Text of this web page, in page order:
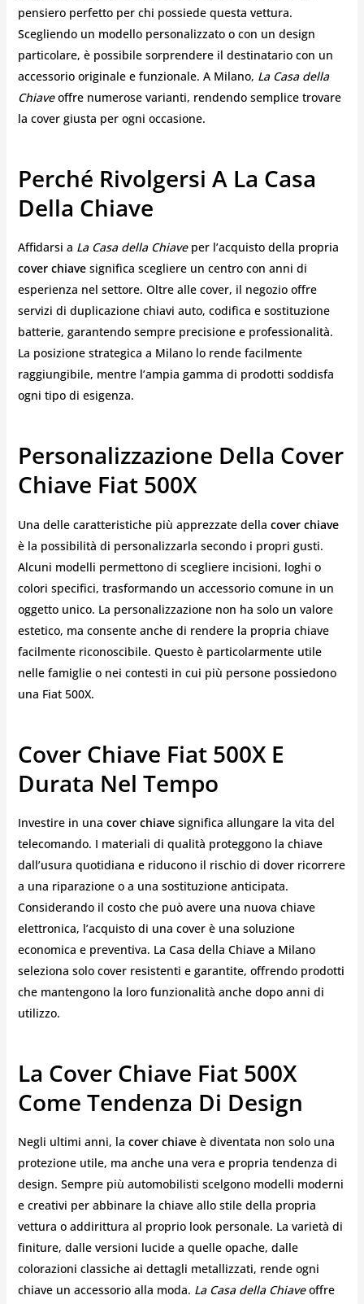
pensiero perfetto per chi possiede questa vettura.
Scegliendo un modello personalizzato o con un design
particolare, è possibile sorprendere il destinatario con un
accessorio originale e funzionale. A Milano, La Casa della
Chiaveoffre numerose varianti, rendendo semplice trovare
la cover giusta per ogni occasione.
Perché Rivolgersi A La Casa
Della Chiave
Affidarsi a La Casa della Chiaveper l’acquisto della propria
cover chiavesignifica scegliere un centro con anni di
esperienza nel settore. Oltre alle cover, il negozio offre
servizi di duplicazione chiavi auto, codifica e sostituzione
batterie, garantendo sempre precisione e professionalità.
La posizione strategica a Milano lo rende facilmente
raggiungibile, mentre l’ampia gamma di prodotti soddisfa
ogni tipo di esigenza.
Personalizzazione Della Cover
Chiave Fiat 500X
Una delle caratteristiche più apprezzate della cover chiave
è la possibilità di personalizzarla secondo i propri gusti.
Alcuni modelli permettono di scegliere incisioni, loghi o
colori specifici, trasformando un accessorio comune in un
oggetto unico. La personalizzazione non ha solo un valore
estetico, ma consente anche di rendere la propria chiave
facilmente riconoscibile. Questo è particolarmente utile
nelle famiglie o nei contesti in cui più persone possiedono
una Fiat 500X.
Cover Chiave Fiat 500X E
Durata Nel Tempo
Investire in una cover chiavesignifica allungare la vita del
telecomando. I materiali di qualità proteggono la chiave
dall’usura quotidiana e riducono il rischio di dover ricorrere
a una riparazione o a una sostituzione anticipata.
Considerando il costo che può avere una nuova chiave
elettronica, l’acquisto di una cover è una soluzione
economica e preventiva. La Casa della Chiave a Milano
seleziona solo cover resistenti e garantite, offrendo prodotti
che mantengono la loro funzionalità anche dopo anni di
utilizzo.
La Cover Chiave Fiat 500X
Come Tendenza Di Design
Negli ultimi anni, la cover chiaveè diventata non solo una
protezione utile, ma anche una vera e propria tendenza di
design. Sempre più automobilisti scelgono modelli moderni
e creativi per abbinare la chiave allo stile della propria
vettura o addirittura al proprio look personale. La varietà di
finiture, dalle versioni lucide a quelle opache, dalle
colorazioni classiche ai dettagli metallizzati, rende ogni
chiave un accessorio alla moda. La Casa della Chiaveoffre